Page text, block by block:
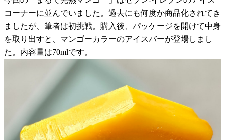
コーナーに並んでいました。過去にも何度か商品化されてき
ましたが、筆者は初挑戦。購入後、パッケージを開けて中身
を取り出すと、マンゴーカラーのアイスバーが登場しまし
た。内容量は70mlです。